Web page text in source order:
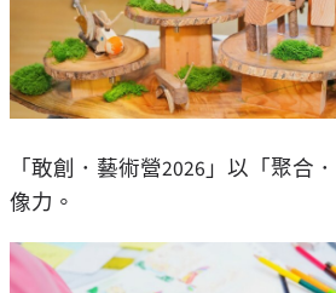
「敢創．藝術營2026」以「聚
像力。